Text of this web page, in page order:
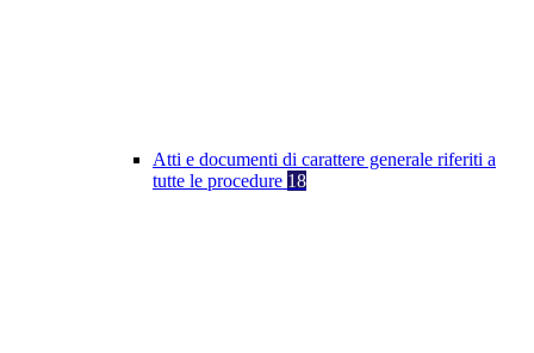
Atti e documenti di carattere generale riferiti a
tutte le procedure 18